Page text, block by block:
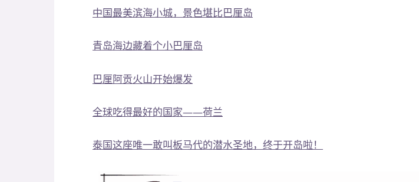
中国最美滨海小城，景色堪比巴厘岛
青岛海边藏着个小巴厘岛
巴厘阿贡火山开始爆发
全球吃得最好的国家——荷兰
泰国这座唯一敢叫板马代的潜水圣地，终于开岛啦！